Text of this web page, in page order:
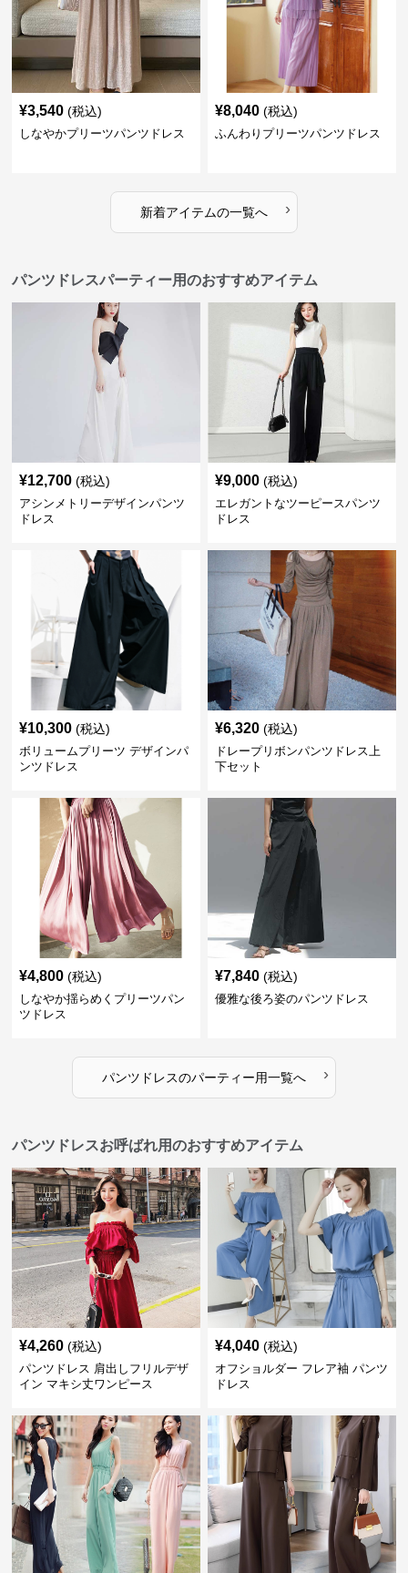
¥3,540 (税込)
しなやかプリーツパンツドレス
¥8,040 (税込)
ふんわりプリーツパンツドレス
新着アイテムの一覧へ ›
パンツドレスパーティー用のおすすめアイテム
¥12,700 (税込)
アシンメトリーデザインパンツ
ドレス
¥9,000 (税込)
エレガントなツーピースパンツ
ドレス
¥10,300 (税込)
ボリュームプリーツ デザインパ
ンツドレス
¥6,320 (税込)
ドレープリボンパンツドレス上
下セット
¥4,800 (税込)
しなやか揺らめくプリーツパン
ツドレス
¥7,840 (税込)
優雅な後ろ姿のパンツドレス
パンツドレスのパーティー用一覧へ ›
パンツドレスお呼ばれ用のおすすめアイテム
¥4,260 (税込)
パンツドレス 肩出しフリルデザ
イン マキシ丈ワンピース
¥4,040 (税込)
オフショルダー フレア袖 パンツ
ドレス